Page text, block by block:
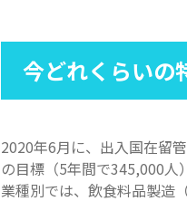
今どれくらいの
2020年6月に、出入国在留
の目標（5年間で345,000人
業種別では、飲食料品製造